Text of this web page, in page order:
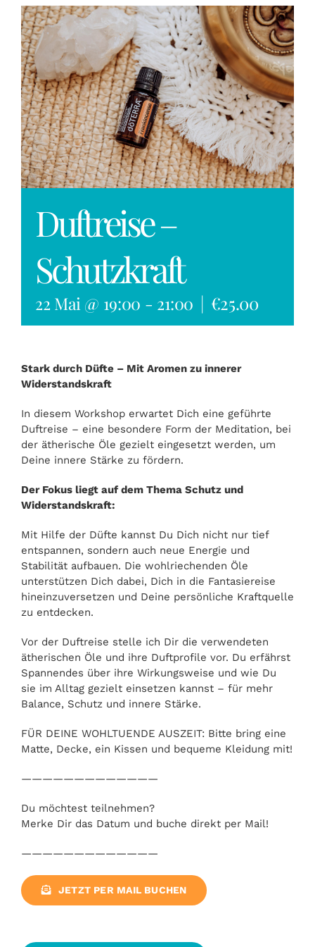
EVENT BUCHEN
Duftreise –
Schutzkraft
22 Mai @ 19:00 - 21:00 | €25.00
Stark durch Düfte – Mit Aromen zu innerer
Widerstandskraft
In diesem Workshop erwartet Dich eine geführte
Duftreise – eine besondere Form der Meditation, bei
der ätherische Öle gezielt eingesetzt werden, um
Deine innere Stärke zu fördern.
Der Fokus liegt auf dem Thema Schutz und
Widerstandskraft:
Mit Hilfe der Düfte kannst Du Dich nicht nur tief
entspannen, sondern auch neue Energie und
Stabilität aufbauen. Die wohlriechenden Öle
unterstützen Dich dabei, Dich in die Fantasiereise
hineinzuversetzen und Deine persönliche Kraftquelle
zu entdecken.
Vor der Duftreise stelle ich Dir die verwendeten
ätherischen Öle und ihre Duftprofile vor. Du erfährst
Spannendes über ihre Wirkungsweise und wie Du
sie im Alltag gezielt einsetzen kannst – für mehr
Balance, Schutz und innere Stärke.
FÜR DEINE WOHLTUENDE AUSZEIT: Bitte bring eine
Matte, Decke, ein Kissen und bequeme Kleidung mit!
—————————————
Du möchtest teilnehmen?
Merke Dir das Datum und buche direkt per Mail!
—————————————
JETZT PER MAIL BUCHEN